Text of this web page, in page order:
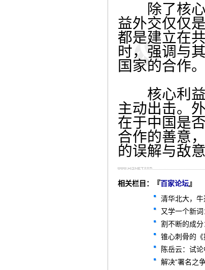
除了核心
益外交仅仅
都是建立在
时，强调与
国家的合作。
核心利益
主动出击。
在于中国是
合作的善意
的误解与敌意
相关栏目：『百家论坛』
清华北大，
又学一个新
割不断的成分
锥心刺骨的《
陈岳云：试
解决“署名之